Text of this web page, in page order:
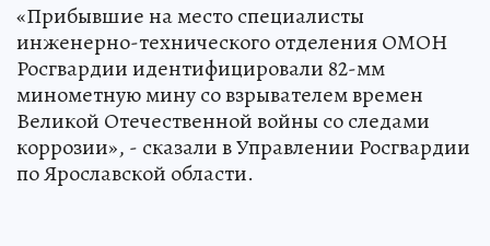
«Прибывшие на место специалисты
инженерно-технического отделения ОМОН
Росгвардии идентифицировали 82-мм
минометную мину со взрывателем времен
Великой Отечественной войны со следами
коррозии», - сказали в Управлении Росгвардии
по Ярославской области.